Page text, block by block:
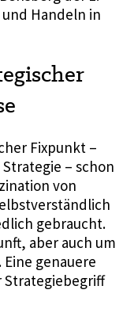
Handeln in
Fixpunkt –
– schon
von
gebraucht.
aber auch um
genauere
Strategiebegriff